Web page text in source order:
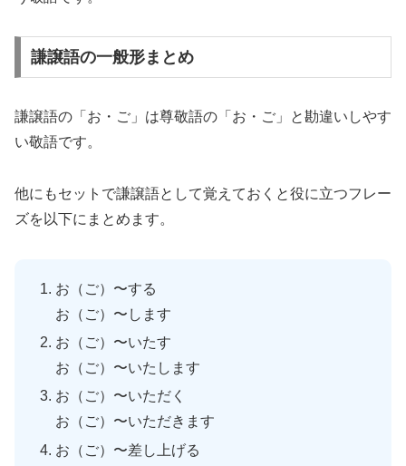
謙譲語の一般形まとめ
謙譲語の「お・ご」は尊敬語の「お・ご」と勘違いしやす
い敬語です。
他にもセットで謙譲語として覚えておくと役に立つフレー
ズを以下にまとめます。
お（ご）〜する
お（ご）〜します
お（ご）〜いたす
お（ご）〜いたします
お（ご）〜いただく
お（ご）〜いただきます
お（ご）〜差し上げる